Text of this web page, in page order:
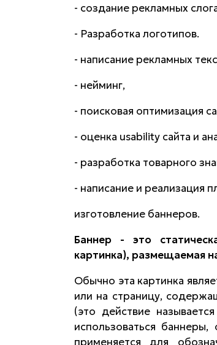
- создание рекламных
- Разработка логотипов.
- написание рекламных
- нейминг,
- поисковая оптимизация
- оценка usability сайта и
- разработка товарного
- написание и реализация
изготовление баннеров.
Баннер - это
картинка), размещаемая
Обычно эта картинка
или на страницу,
(это действие
использоваться
применяется для